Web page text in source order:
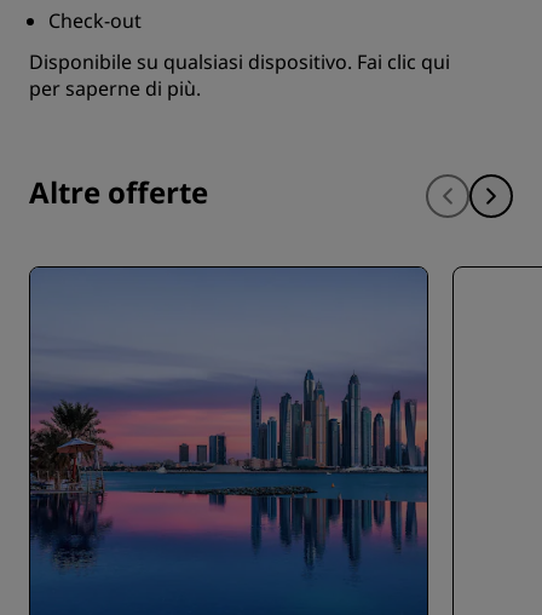
Check-out
Disponibile su qualsiasi dispositivo. Fai clic qui
per saperne di più.
Altre offerte